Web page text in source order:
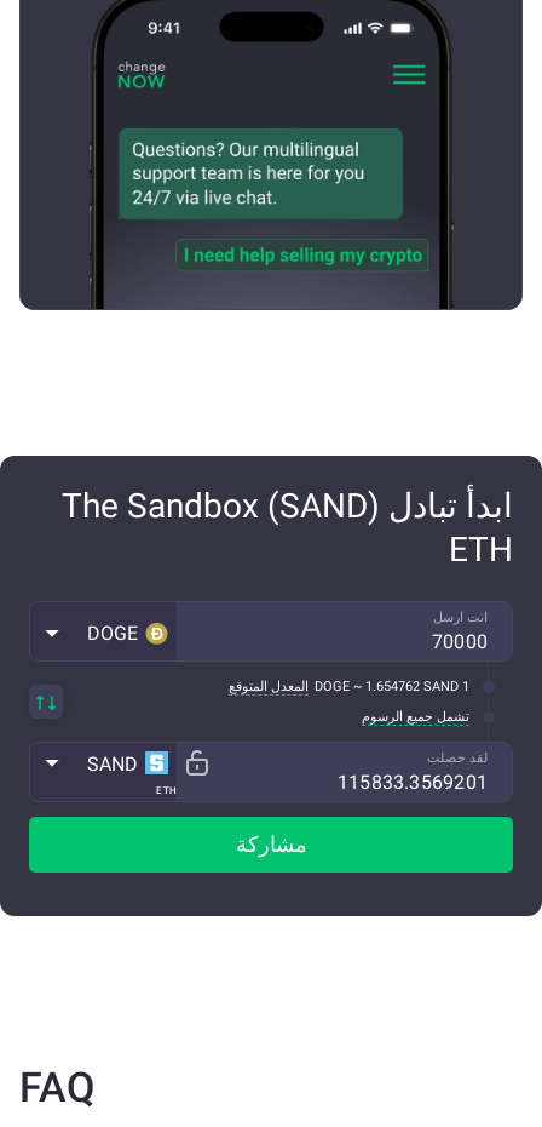
ابدأ تبادل The Sandbox (SAND)
ETH
انت ارسل
DOGE
1 DOGE ~ 1.654762 SAND
المعدل المتوقع
تشمل جميع الرسوم
لقد حصلت
ETH
SAND
مشاركة
FAQ